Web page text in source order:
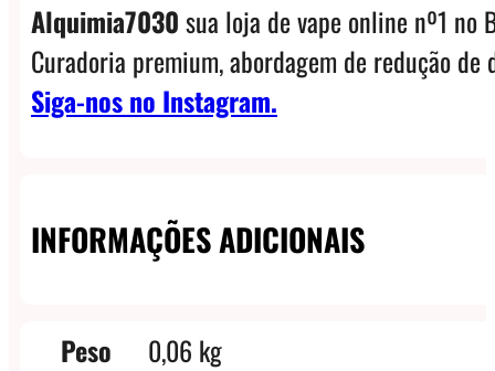
Alquimia7030sua loja de vape online nº1 no
Curadoria premium, abordagem de redução
Siga-nos no Instagram.
INFORMAÇÕES ADICIONAIS
Peso
0,06 kg